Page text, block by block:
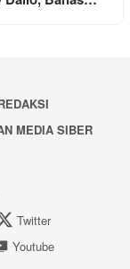
MEDIA SIBER
Twitter
Youtube